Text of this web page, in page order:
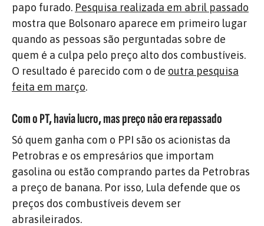
papo furado. Pesquisa realizada em abril passado
mostra que Bolsonaro aparece em primeiro lugar
quando as pessoas são perguntadas sobre de
quem é a culpa pelo preço alto dos combustíveis.
O resultado é parecido com o de outra pesquisa
feita em março.
Com o PT, havia lucro, mas preço não era repassado
Só quem ganha com o PPI são os acionistas da
Petrobras e os empresários que importam
gasolina ou estão comprando partes da Petrobras
a preço de banana. Por isso, Lula defende que os
preços dos combustíveis devem ser
abrasileirados.